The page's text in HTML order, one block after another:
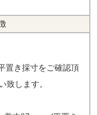
置き採寸をご確認頂
致します。